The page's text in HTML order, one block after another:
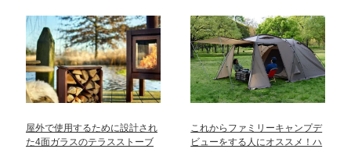
屋外で使用するために設計され
た4面ガラスのテラスストーブ
これからファミリーキャンプデ
ビューをする人にオススメ！ハ